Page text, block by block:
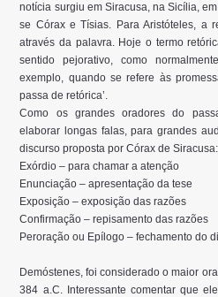
notícia surgiu em Siracusa, na Sicília,
se Córax e Tísias. Para Aristóteles, a
através da palavra. Hoje o termo
sentido pejorativo, como
exemplo, quando se refere às
passa de retórica’.
Como os grandes oradores do
elaborar longas falas, para grandes
discurso proposta por Córax de Siracusa:
Exórdio – para chamar a atenção
Enunciação – apresentação da tese
Exposição – exposição das razões
Confirmação – repisamento das razões
Peroração ou Epílogo – fechamento do
Demóstenes, foi considerado o maior
384 a.C. Interessante comentar que